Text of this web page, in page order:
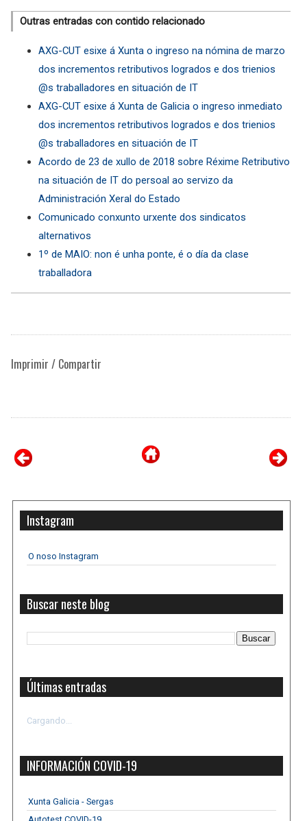
Outras entradas con contido relacionado
AXG-CUT esixe á Xunta o ingreso na nómina de marzo
dos incrementos retributivos logrados e dos trienios
@s traballadores en situación de IT
AXG-CUT esixe á Xunta de Galicia o ingreso inmediato
dos incrementos retributivos logrados e dos trienios
@s traballadores en situación de IT
Acordo de 23 de xullo de 2018 sobre Réxime Retributivo
na situación de IT do persoal ao servizo da
Administración Xeral do Estado
Comunicado conxunto urxente dos sindicatos
alternativos
1º de MAIO: non é unha ponte, é o día da clase
traballadora
Imprimir / Compartir
Instagram
O noso Instagram
Buscar neste blog
Últimas entradas
Cargando...
INFORMACIÓN COVID-19
Xunta Galicia - Sergas